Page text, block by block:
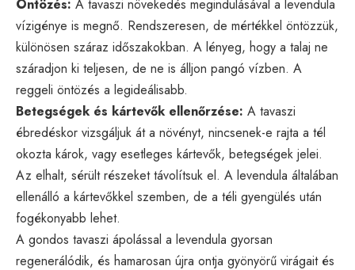
Öntözés: A tavaszi növekedés megindulásával a levendula
vízigénye is megnő. Rendszeresen, de mértékkel öntözzük,
különösen száraz időszakokban. A lényeg, hogy a talaj ne
száradjon ki teljesen, de ne is álljon pangó vízben. A
reggeli öntözés a legideálisabb.
Betegségek és kártevők ellenőrzése: A tavaszi
ébredéskor vizsgáljuk át a növényt, nincsenek-e rajta a tél
okozta károk, vagy esetleges kártevők, betegségek jelei.
Az elhalt, sérült részeket távolítsuk el. A levendula általában
ellenálló a kártevőkkel szemben, de a téli gyengülés után
fogékonyabb lehet.
A gondos tavaszi ápolással a levendula gyorsan
regenerálódik, és hamarosan újra ontja gyönyörű virágait és